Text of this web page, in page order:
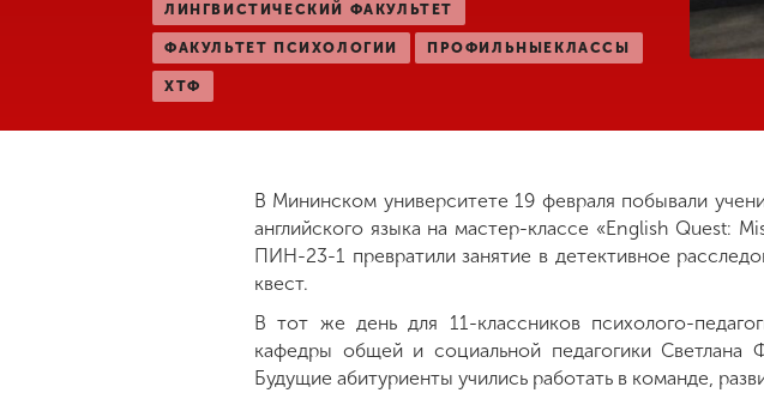
Студенческая
Сведения об
ЛИНГВИСТИЧЕСКИЙ ФАКУЛЬТЕТ
ФАКУЛЬТЕТ ПСИХОЛОГИИ ПРОФИЛЬНЫЕКЛАССЫ
ХТФ
В Мининском университете 19 февраля побывали
английского языка на мастер-классе «English Quest:
ПИН-23-1 превратили занятие в детективное
квест.
В тот же день для 11-классников психолого-
кафедры общей и социальной педагогики
Будущие абитуриенты учились работать в команде,